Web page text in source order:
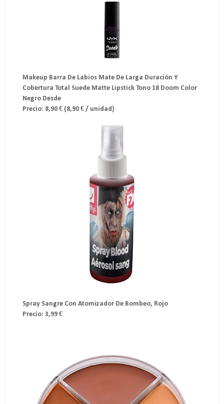
Makeup Barra De Labios Mate De Larga Duración Y
Cobertura Total Suede Matte Lipstick Tono 18 Doom Color
Negro Desde
Precio: 8,90 € (8,90 € / unidad)
Spray Sangre Con Atomizador De Bombeo, Rojo
Precio: 3,99 €